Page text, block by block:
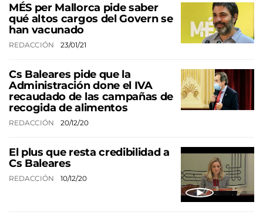
MÉS per Mallorca pide saber
qué altos cargos del Govern se
han vacunado
REDACCIÓN 23/01/21
Cs Baleares pide que la
Administración done el IVA
recaudado de las campañas de
recogida de alimentos
REDACCIÓN 20/12/20
El plus que resta credibilidad a
Cs Baleares
REDACCIÓN 10/12/20